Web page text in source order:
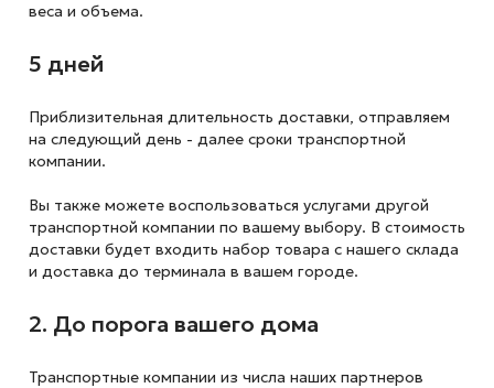
веса и объема.
5 дней
Приблизительная длительность доставки, отправляем
на следующий день - далее сроки транспортной
компании.
Вы также можете воспользоваться услугами другой
транспортной компании по вашему выбору. В стоимость
доставки будет входить набор товара с нашего склада
и доставка до терминала в вашем городе.
2. До порога вашего дома
Транспортные компании из числа наших партнеров